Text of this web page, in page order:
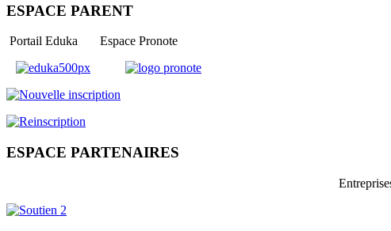
ESPACE PARENT
Portail Eduka Espace Pronote
ESPACE PARTENAIRES